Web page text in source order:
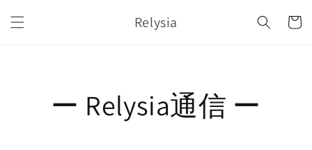
ンツに
進む
Relysia
ー
ー Relysia通信 ー